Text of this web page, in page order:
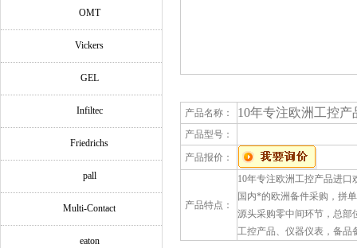
OMT
Vickers
GEL
Infiltec
Friedrichs
pall
Multi-Contact
eaton
产品名称： 10年专注欧洲工控产
产品型号：
产品报价：
产品特点：
10年专注欧洲工控产品进口
国内*的欧洲备件采购，拼
源头采购零中间环节，总部
工控产品、仪器仪表，备品